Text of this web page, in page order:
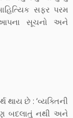
સફર પરમ
સૂચનો અને
થાય છે : ‘વ્યક્તિની
બદલાતું નથી અને